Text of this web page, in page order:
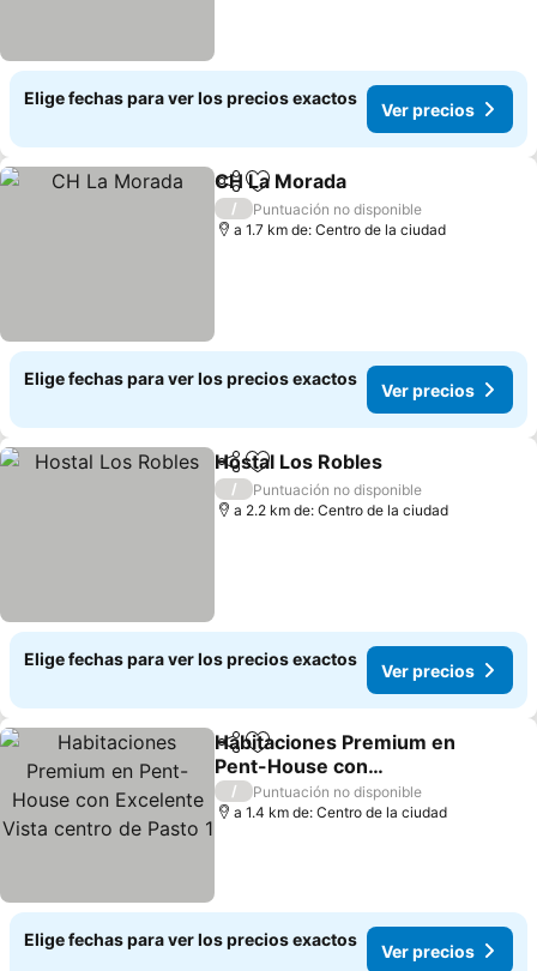
Elige fechas para ver los precios exactos
Ver precios
CompartirAgregar a favoritos
CH La Morada
/
Puntuación no disponible
a 1.7 km de: Centro de la ciudad
Elige fechas para ver los precios exactos
Ver precios
CompartirAgregar a favoritos
Hostal Los Robles
/
Puntuación no disponible
a 2.2 km de: Centro de la ciudad
Elige fechas para ver los precios exactos
Ver precios
CompartirAgregar a favoritos
Habitaciones Premium en
Pent-House con
Excelente Vista centro de
Pasto 1
Ver precios
/
Puntuación no disponible
a 1.4 km de: Centro de la ciudad
Elige fechas para ver los precios exactos
Ver precios